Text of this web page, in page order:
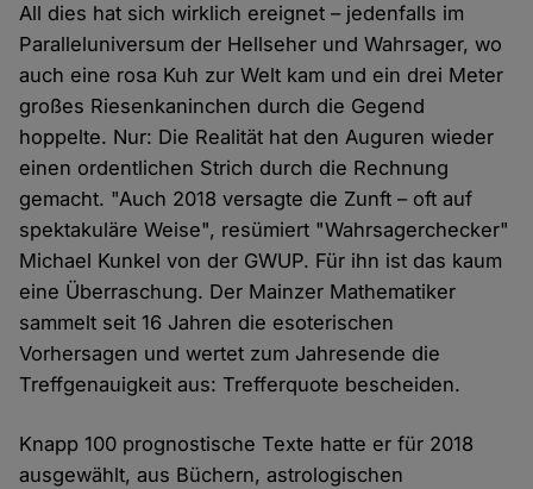
All dies hat sich wirklich ereignet – jedenfalls im
Paralleluniversum der Hellseher und Wahrsager, wo
auch eine rosa Kuh zur Welt kam und ein drei Meter
großes Riesenkaninchen durch die Gegend
hoppelte. Nur: Die Realität hat den Auguren wieder
einen ordentlichen Strich durch die Rechnung
gemacht. "Auch 2018 versagte die Zunft – oft auf
spektakuläre Weise", resümiert "Wahrsagerchecker"
Michael Kunkel von der GWUP. Für ihn ist das kaum
eine Überraschung. Der Mainzer Mathematiker
sammelt seit 16 Jahren die esoterischen
Vorhersagen und wertet zum Jahresende die
Treffgenauigkeit aus: Trefferquote bescheiden.
Knapp 100 prognostische Texte hatte er für 2018
ausgewählt, aus Büchern, astrologischen